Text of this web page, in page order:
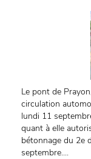
Le pont de
circulation
lundi 11
quant à elle
bétonnage du 2e
septembre....